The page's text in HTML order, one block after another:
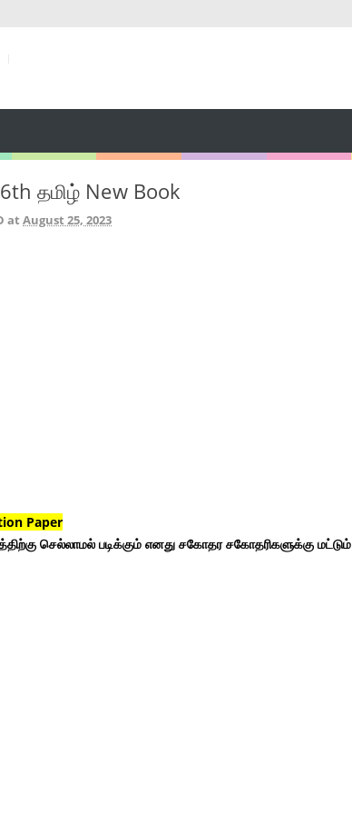
தமிழ் New Book
at August 25, 2023
Paper
செல்லாமல் படிக்கும் எனது சகோதர சகோதரிகளுக்கு மட்டும்